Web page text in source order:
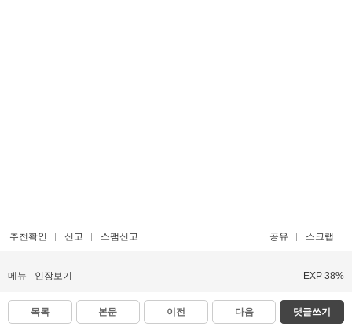
추천확인 신고 스팸신고 공유 스크랩
메뉴 인장보기 EXP 38%
목록 본문 이전 다음 댓글쓰기